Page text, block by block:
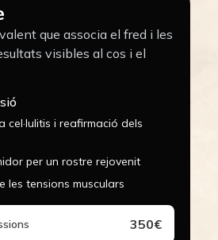
que associa el fred i les
visibles al cos i el
cel·lulitis i reafirmació dels
per un rostre rejovenit
les tensions musculars
350€